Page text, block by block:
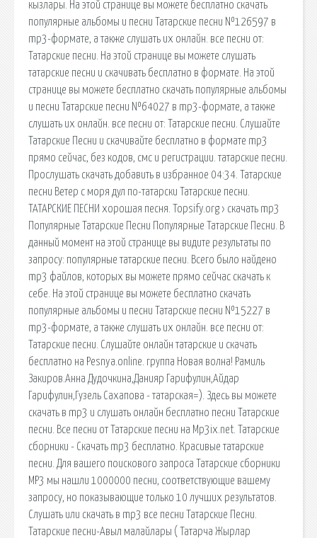
кызлары. На этой странице вы можете бесплатно скачать
популярные альбомы и песни Татарские песни №126597 в
mp3-формате, а также слушать их онлайн. все песни от:
Татарские песни. На этой странице вы можете слушать
татарские песни и скачивать бесплатно в формате. На этой
странице вы можете бесплатно скачать популярные альбомы
и песни Татарские песни №64027 в mp3-формате, а также
слушать их онлайн. все песни от: Татарские песни. Слушайте
Татарские Песни и скачивайте бесплатно в формате mp3
прямо сейчас, без кодов, смс и регистрации. татарские песни.
Прослушать скачать добавить в избранное 04:34. Татарские
песни Ветер с моря дул по-татарски Татарские песни.
ТАТАРСКИЕ ПЕСНИ хорошая песня. Topsify.org › скачать mp3
Популярные Татарские Песни Популярные Татарские Песни. В
данный момент на этой странице вы видите результаты по
запросу: популярные татарские песни. Всего было найдено
mp3 файлов, которых вы можете прямо сейчас скачать к
себе. На этой странице вы можете бесплатно скачать
популярные альбомы и песни Татарские песни №15227 в
mp3-формате, а также слушать их онлайн. все песни от:
Татарские песни. Слушайте онлайн татарские и скачать
бесплатно на Pesnya.online. группа Новая волна! Рамиль
Закиров.Анна Дудочкина,Данияр Гарифулин,Айдар
Гарифулин,Гузель Сахапова - татарская=). Здесь вы можете
скачать в mp3 и слушать онлайн бесплатно песни Татарские
песни. Все песни от Татарские песни на Mp3ix.net. Татарские
сборники - Скачать mp3 бесплатно. Красивые татарские
песни. Для вашего поискового запроса Татарские сборники
MP3 мы нашли 1000000 песни, соответствующие вашему
запросу, но показывающие только 10 лучших результатов.
Слушать или скачать в mp3 все песни Татарские Песни.
Татарские песни-Авыл малайлары ( Татарча Жырлар